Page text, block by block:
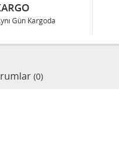
Gün Kargoda
(0)